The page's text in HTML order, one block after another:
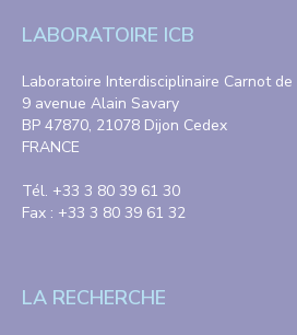
LABORATOIRE ICB
Laboratoire Interdisciplinaire Carnot de
9 avenue Alain Savary
BP 47870, 21078 Dijon Cedex
FRANCE
Tél. +33 3 80 39 61 30
Fax : +33 3 80 39 61 32
LA RECHERCHE